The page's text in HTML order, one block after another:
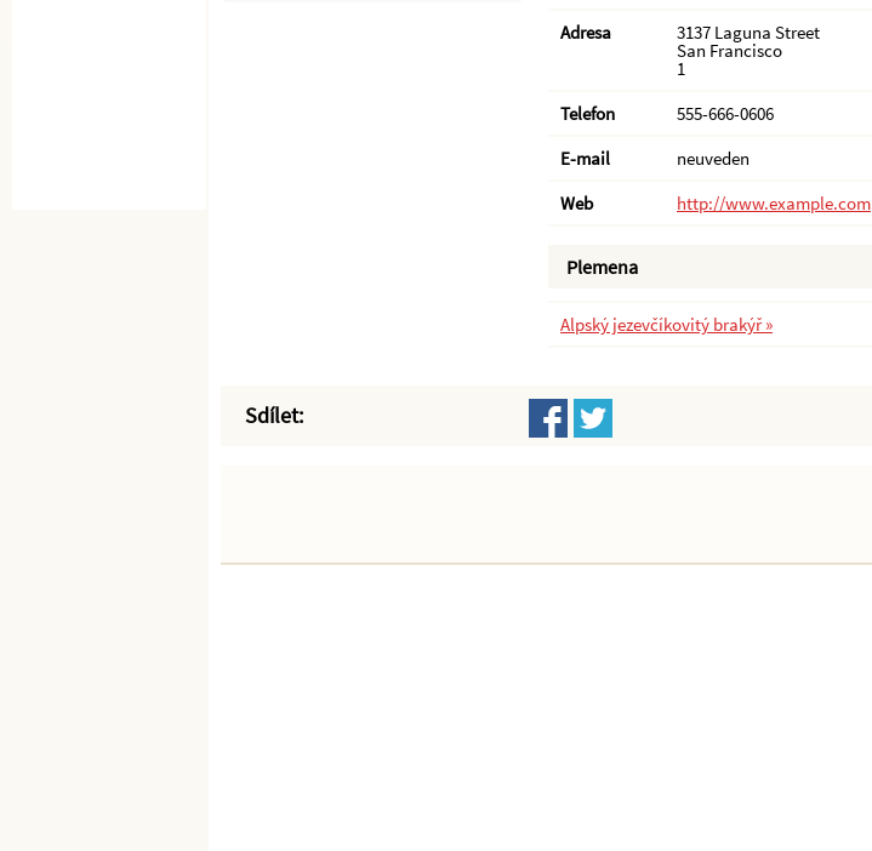
Adresa
3137 Laguna Street
San Francisco
1
Telefon
555-666-0606
E-mail
neuveden
Web
http://www.example.com
Plemena
Alpský jezevčíkovitý brakýř »
Sdílet: